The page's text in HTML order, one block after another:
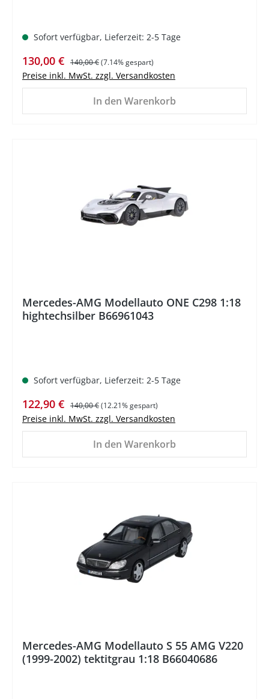
Sofort verfügbar, Lieferzeit: 2-5 Tage
Verkaufspreis:
130,00 € Regulärer Preis:
140,00 €(7.14% gespart)
Preise inkl. MwSt. zzgl. Versandkosten
In den Warenkorb
Mercedes-AMG Modellauto ONE C298 1:18
hightechsilber B66961043
Sofort verfügbar, Lieferzeit: 2-5 Tage
Verkaufspreis:
122,90 € Regulärer Preis:
140,00 €(12.21% gespart)
Preise inkl. MwSt. zzgl. Versandkosten
In den Warenkorb
Mercedes-AMG Modellauto S 55 AMG V220
(1999-2002) tektitgrau 1:18 B66040686